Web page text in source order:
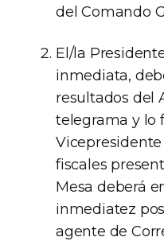
del Comando
El/la
inmediata,
resultados del
telegrama y lo
Vicepresidente
fiscales
Mesa deberá
inmediatez
agente de